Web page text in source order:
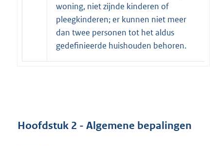
woning, niet zijnde kinderen of
pleegkinderen; er kunnen niet meer
dan twee personen tot het aldus
gedefinieerde huishouden behoren.
Hoofdstuk 2 - Algemene bepalingen